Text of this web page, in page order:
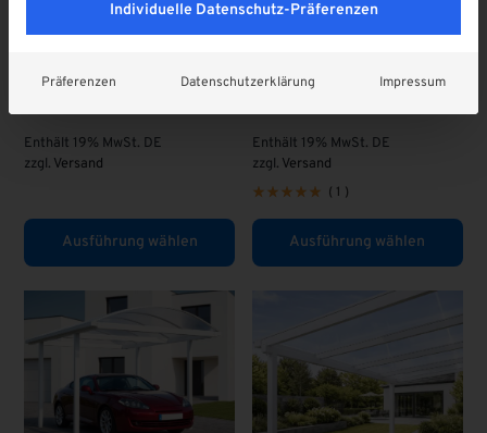
Enthält 19% MwSt. DE
zzgl. Versand
Ausführung wählen
Enthält 19% MwSt. DE
zzgl. Versand
( 1 )
Ausführung wählen
Individuelle Datenschutz-Präferenzen
Präferenzen Datenschutzerklärung Impressum